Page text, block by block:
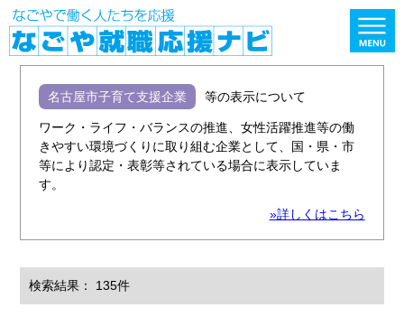
名古屋市子育て支援企業 等の表示について
ワーク・ライフ・バランスの推進、女性活躍推進等の働
きやすい環境づくりに取り組む企業として、国・県・市
等により認定・表彰等されている場合に表示していま
す。
»詳しくはこちら
検索結果： 135件